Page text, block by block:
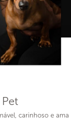
carinhoso e